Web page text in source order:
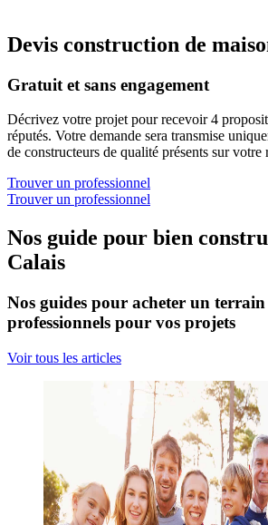
Devis construction de
Gratuit et sans engagement
Décrivez votre projet pour recevoir 4
réputés. Votre demande sera transmise
de constructeurs de qualité présents sur votre
Trouver un professionnel
Trouver un professionnel
Nos guide pour bien
Calais
Nos guides pour acheter un
professionnels pour vos projets
Voir tous les articles